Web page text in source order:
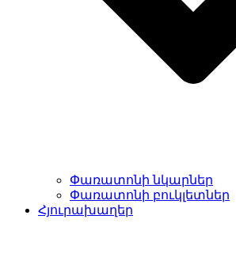
Փառատոնի նկարներ
Փառատոնի բուկլետներ
Հյուրախաղեր